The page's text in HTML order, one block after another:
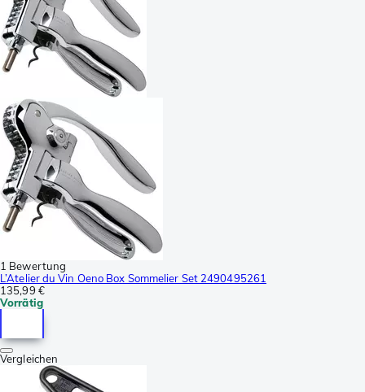
1 Bewertung
L’Atelier du Vin Oeno Box Sommelier Set 2490495261
135,99 €
Vorrätig
Vergleichen